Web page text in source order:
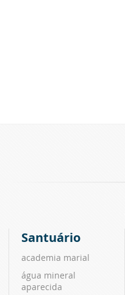
Santuário
academia marial
água mineral
aparecida